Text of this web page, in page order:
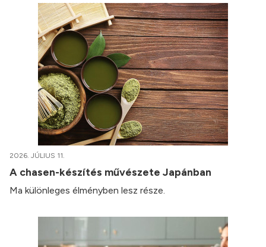
2026. JÚLIUS 11.
A chasen-készítés művészete Japánban
Ma különleges élményben lesz része.